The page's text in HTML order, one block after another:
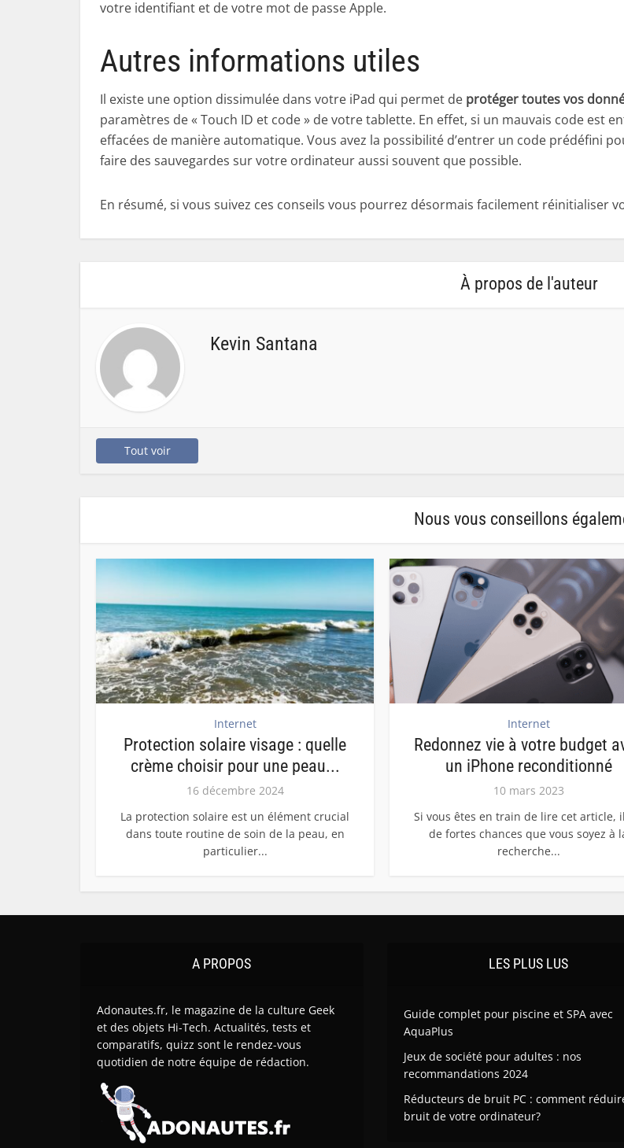
votre identifiant et de votre mot de passe Apple.
Autres informations utiles
Il existe une option dissimulée dans votre iPad qui permet de protéger toutes vos
paramètres de « Touch ID et code » de votre tablette. En effet, si un mauvais code est
effacées de manière automatique. Vous avez la possibilité d’entrer un code prédéfini
faire des sauvegardes sur votre ordinateur aussi souvent que possible.
En résumé, si vous suivez ces conseils vous pourrez désormais facilement réinitialiser
À propos de l'auteur
Kevin Santana
Tout voir
Nous vous conseillons
Internet
Protection solaire visage : quelle
crème choisir pour une peau...
16 décembre 2024
La protection solaire est un élément crucial
dans toute routine de soin de la peau, en
particulier...
Internet
Redonnez vie à votre budget
un iPhone reconditionné
10 mars 2023
Si vous êtes en train de lire cet article,
de fortes chances que vous soyez à
recherche...
A PROPOS
Adonautes.fr, le magazine de la culture Geek
et des objets Hi-Tech. Actualités, tests et
comparatifs, quizz sont le rendez-vous
quotidien de notre équipe de rédaction.
LES PLUS LUS
Guide complet pour piscine et SPA avec
AquaPlus
Jeux de société pour adultes : nos
recommandations 2024
Réducteurs de bruit PC : comment
bruit de votre ordinateur?